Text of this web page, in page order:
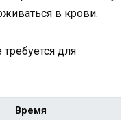
в крови.
для
Время